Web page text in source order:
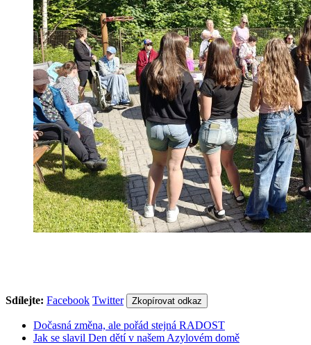
Sdílejte: Facebook Twitter Zkopírovat odkaz
Dočasná změna, ale pořád stejná RADOST
Jak se slavil Den dětí v našem Azylovém domě